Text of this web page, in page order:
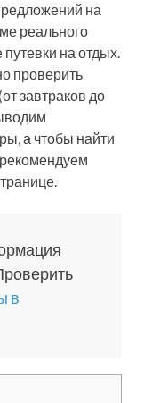
на
реального
на отдых.
проверить
завтраков до
а чтобы найти
рекомендуем
в